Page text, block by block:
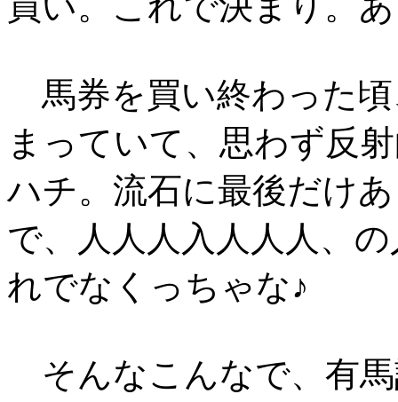
馬券を買い終わった頃
まっていて、思わず反
ハチ。流石に最後だけ
で、人人人入人人人、
れでなくっちゃな♪
そんなこんなで、有